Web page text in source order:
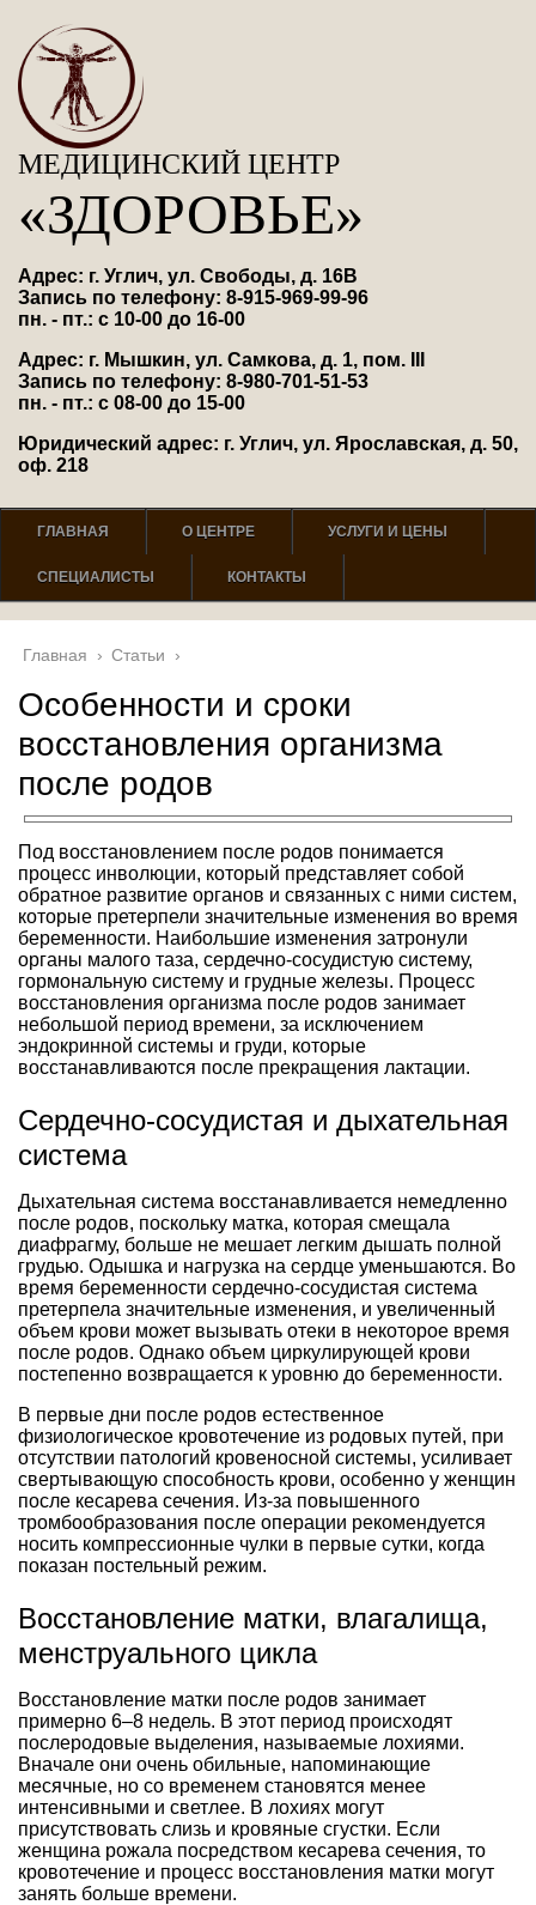
МЕДИЦИНСКИЙ ЦЕНТР
«ЗДОРОВЬЕ»
Адрес: г. Углич, ул. Свободы, д. 16В
Запись по телефону: 8-915-969-99-96
пн. - пт.: с 10-00 до 16-00
Адрес: г. Мышкин, ул. Самкова, д. 1, пом. III
Запись по телефону: 8-980-701-51-53
пн. - пт.: с 08-00 до 15-00
Юридический адрес: г. Углич, ул. Ярославская, д. 50,
оф. 218
ГЛАВНАЯ О ЦЕНТРЕ УСЛУГИ И ЦЕНЫ
СПЕЦИАЛИСТЫ КОНТАКТЫ
Главная › Статьи ›
Особенности и сроки
восстановления организма
после родов
Под восстановлением после родов понимается
процесс инволюции, который представляет собой
обратное развитие органов и связанных с ними систем,
которые претерпели значительные изменения во время
беременности. Наибольшие изменения затронули
органы малого таза, сердечно-сосудистую систему,
гормональную систему и грудные железы. Процесс
восстановления организма после родов занимает
небольшой период времени, за исключением
эндокринной системы и груди, которые
восстанавливаются после прекращения лактации.
Сердечно-сосудистая и дыхательная
система
Дыхательная система восстанавливается немедленно
после родов, поскольку матка, которая смещала
диафрагму, больше не мешает легким дышать полной
грудью. Одышка и нагрузка на сердце уменьшаются. Во
время беременности сердечно-сосудистая система
претерпела значительные изменения, и увеличенный
объем крови может вызывать отеки в некоторое время
после родов. Однако объем циркулирующей крови
постепенно возвращается к уровню до беременности.
В первые дни после родов естественное
физиологическое кровотечение из родовых путей, при
отсутствии патологий кровеносной системы, усиливает
свертывающую способность крови, особенно у женщин
после кесарева сечения. Из-за повышенного
тромбообразования после операции рекомендуется
носить компрессионные чулки в первые сутки, когда
показан постельный режим.
Восстановление матки, влагалища,
менструального цикла
Восстановление матки после родов занимает
примерно 6–8 недель. В этот период происходят
послеродовые выделения, называемые лохиями.
Вначале они очень обильные, напоминающие
месячные, но со временем становятся менее
интенсивными и светлее. В лохиях могут
присутствовать слизь и кровяные сгустки. Если
женщина рожала посредством кесарева сечения, то
кровотечение и процесс восстановления матки могут
занять больше времени.